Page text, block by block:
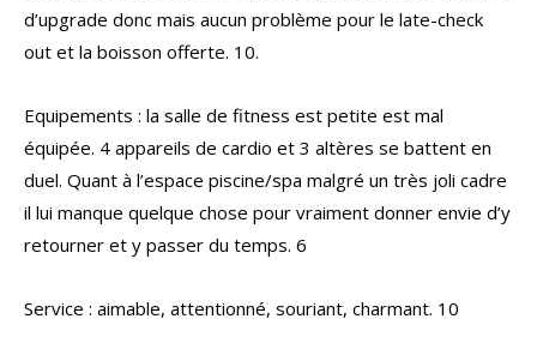
d’upgrade donc mais aucun problème pour le late-check
out et la boisson offerte. 10.
Equipements : la salle de fitness est petite est mal
équipée. 4 appareils de cardio et 3 altères se battent en
duel. Quant à l’espace piscine/spa malgré un très joli cadre
il lui manque quelque chose pour vraiment donner envie d’y
retourner et y passer du temps. 6
Service : aimable, attentionné, souriant, charmant. 10